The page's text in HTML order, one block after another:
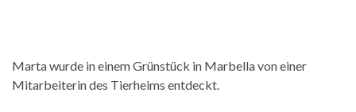
Marta wurde in einem Grünstück in Marbella von einer
Mitarbeiterin des Tierheims entdeckt.